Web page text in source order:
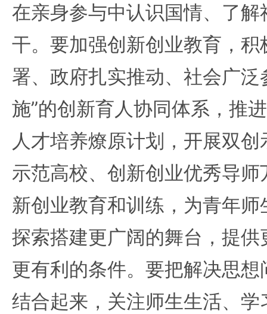
在亲身参与中认识国情、了
干。要加强创新创业教育，积
署、政府扎实推动、社会广
施”的创新育人协同体系，推
人才培养燎原计划，开展双
示范高校、创新创业优秀导
新创业教育和训练，为青年
探索搭建更广阔的舞台，提
更有利的条件。要把解决思
结合起来，关注师生生活、